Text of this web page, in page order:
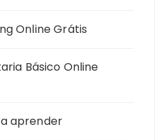
Online Grátis
Básico Online
aprender